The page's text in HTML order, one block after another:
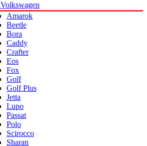
Volkswagen
Amarok
Beetle
Bora
Caddy
Crafter
Eos
Fox
Golf
Golf Plus
Jetta
Lupo
Passat
Polo
Scirocco
Sharan